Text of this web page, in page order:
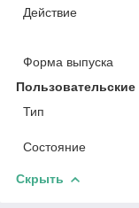
Действие
Форма выпуска
Пользовательские
Тип
Состояние
Скрыть